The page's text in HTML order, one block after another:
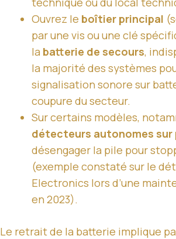
Ouvrez le boîtier principal
par une vis ou une clé
la batterie de secours,
la majorité des systèmes
signalisation sonore sur
coupure du secteur.
Sur certains modèles,
détecteurs autonomes sur
désengager la pile pour
(exemple constaté sur le
Electronics lors d’une
en 2023).
Le retrait de la batterie implique